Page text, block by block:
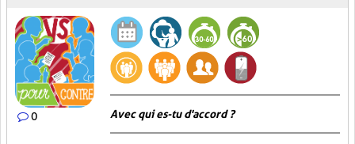
0 Avec qui es-tu d'accord ?